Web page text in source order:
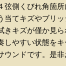
側くびれ角箇
てキズやブリ
キズが僅か見
やすい状態を
ンドです。是非